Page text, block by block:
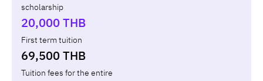
scholarship
20,000 THB
First term tuition
69,500 THB
Tuition fees for the entire
Total